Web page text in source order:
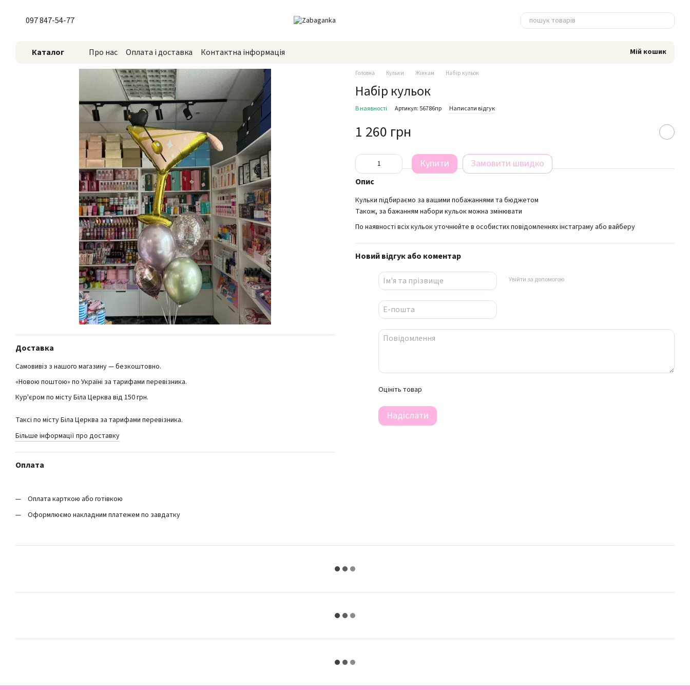
097 847-54-77
Каталог Про нас Оплата і доставка Контактна інформація Мій кошик
Доставка
Самовивіз з нашого магазину — безкоштовно.
«Новою поштою» по Україні за тарифами перевізника.
Кур'єром по місту Біла Церква від 150 грн.
Таксі по місту Біла Церква за тарифами перевізника.
Більше інформації про доставку
Оплата
Оплата карткою або готівкою
Оформлюємо накладним платежем по завдатку
Головна Кульки Жінкам Набір кульок
Набір кульок
В наявності Артикул: 56786пр Написати відгук
1 260 грн
Купити Замовити швидко
Опис
Кульки підбираємо за вашими побажаннями та бюджетом
Також, за бажанням набори кульок можна змінювати
По наявності всіх кульок уточнюйте в особистих повідомленнях інстаграму або вайберу
Новий відгук або коментар
Увійти за допомогою
Оцініть товар
Надіслати